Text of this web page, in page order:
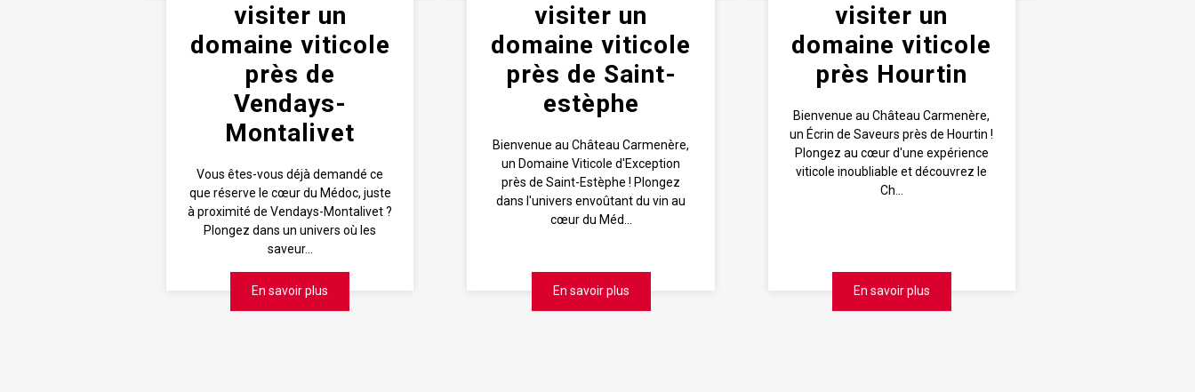
visiter un
domaine viticole
près de
Vendays-
Montalivet
Vous êtes-vous déjà demandé ce
que réserve le cœur du Médoc, juste
à proximité de Vendays-Montalivet ?
Plongez dans un univers où les
saveur...
En savoir plus
visiter un
domaine viticole
près de Saint-
estèphe
Bienvenue au Château Carmenère,
un Domaine Viticole d'Exception
près de Saint-Estèphe ! Plongez
dans l'univers envoûtant du vin au
cœur du Méd...
En savoir plus
visiter un
domaine viticole
près Hourtin
Bienvenue au Château Carmenère,
un Écrin de Saveurs près de Hourtin !
Plongez au cœur d'une expérience
viticole inoubliable et découvrez le
Ch...
En savoir plus